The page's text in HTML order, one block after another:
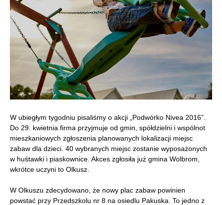
W ubiegłym tygodniu pisaliśmy o akcji „Podwórko Nivea 2016”.
Do 29. kwietnia firma przyjmuje od gmin, spółdzielni i wspólnot
mieszkaniowych zgłoszenia planowanych lokalizacji miejsc
zabaw dla dzieci. 40 wybranych miejsc zostanie wyposażonych
w huśtawki i piaskownice. Akces zgłosiła już gmina Wolbrom,
wkrótce uczyni to Olkusz.
W Olkuszu zdecydowano, że nowy plac zabaw powinien
powstać przy Przedszkolu nr 8 na osiedlu Pakuska. To jedno z